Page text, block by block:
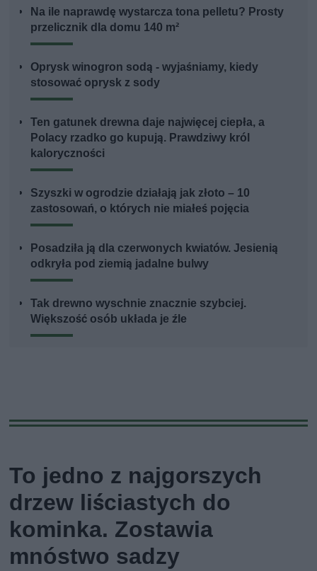
Na ile naprawdę wystarcza tona pelletu? Prosty
przelicznik dla domu 140 m²
Oprysk winogron sodą - wyjaśniamy, kiedy
stosować oprysk z sody
Ten gatunek drewna daje najwięcej ciepła, a
Polacy rzadko go kupują. Prawdziwy król
kaloryczności
Szyszki w ogrodzie działają jak złoto – 10
zastosowań, o których nie miałeś pojęcia
Posadziła ją dla czerwonych kwiatów. Jesienią
odkryła pod ziemią jadalne bulwy
Tak drewno wyschnie znacznie szybciej.
Większość osób układa je źle
To jedno z najgorszych
drzew liściastych do
kominka. Zostawia
mnóstwo sadzy